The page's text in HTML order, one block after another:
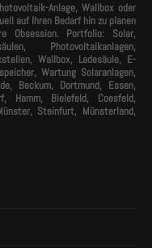
Anlage, Wallbox oder
auf Ihren Bedarf hin zu planen
Obsession. Portfolio: Solar,
Photovoltaikanlagen,
Wallbox, Ladesäule, E-
Wartung Solaranlagen,
Beckum, Dortmund, Essen,
Hamm, Bielefeld, Coesfeld,
Steinfurt, Münsterland,